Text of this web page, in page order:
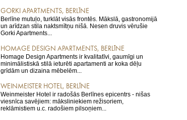
GORKI APARTMENTS, BERLĪNE
Berlīne mutuļo, turklāt visās frontēs. Mākslā, gastronomijā
un arīdzan stila naktsmītņu nišā. Nesen druvis vērušie
Gorki Apartments...
HOMAGE DESIGN APARTMENTS, BERLĪNE
Homage Design Apartments ir kvalitatīvi, gaumīgi un
minimālistiskā stilā ieturēti apartamenti ar koka dēļu
grīdām un dizaina mēbelēm...
WEINMEISTER HOTEL, BERLĪNE
Weinmeister Hotel ir radošās Berlīnes epicentrs - nišas
viesnīca savējiem: māksliniekiem režisoriem,
reklāmistiem u.c. radošiem pilsoņiem...